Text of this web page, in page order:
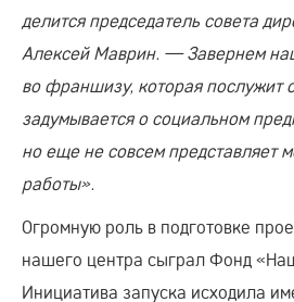
делится председатель совета
Алексей Маврин. — Завернем
во франшизу, которая послужит
задумывается о социальном
но еще не совсем представляет
работы».
Огромную роль в подготовке
нашего центра сыграл Фонд
Инициатива запуска исходила